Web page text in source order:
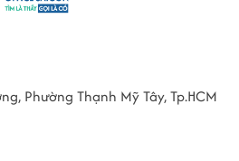
Phường Thạnh Mỹ Tây, Tp.HCM